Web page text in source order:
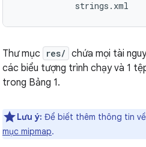
Thư mục res/ chứa mọi tài
các biểu tượng trình chạy và 1
trong Bảng 1.
Lưu ý: Để biết thêm thông tin
mục mipmap.